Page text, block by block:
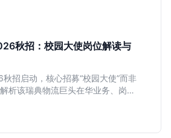
本地积累工业场景经验的应届生。
秋招：校园大使岗位解读与
招启动，核心招募“校园大使”而非
析该瑞典物流巨头在华业务、岗位
背后的竞争逻辑，助你判断是否值